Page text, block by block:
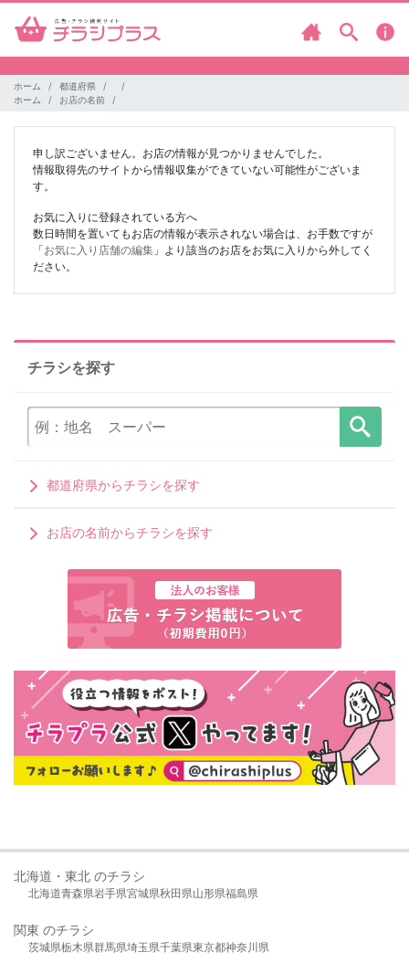
ホーム
都道府県
ホーム
お店の名前
申し訳ございません。お店の情報が見つかりませんでした。
情報取得先のサイトから情報収集ができていない可能性がございま
す。
お気に入りに登録されている方へ
数日時間を置いてもお店の情報が表示されない場合は、お手数ですが
「お気に入り店舗の編集 」より該当のお店をお気に入りから外してく
ださい。
チラシを探す
都道府県からチラシを探す
お店の名前からチラシを探す
北海道・東北 のチラシ
北海道青森県岩手県宮城県秋田県山形県福島県
関東 のチラシ
茨城県栃木県群馬県埼玉県千葉県東京都神奈川県